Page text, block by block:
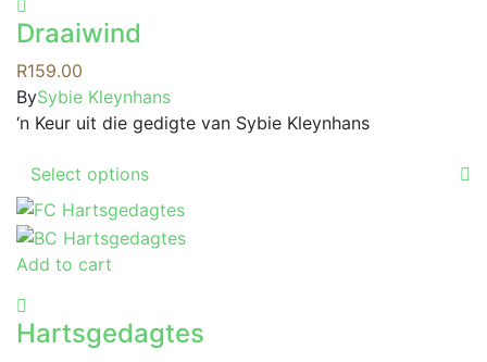
on
the
multiple
The
options
be
chosen
on
the
Draaiwind
R159.00
BySybie Kleynhans
‘n Keur uit die gedigte van Sybie Kleynhans
Select options
has
multiple
options
may
Add to cart
Hartsgedagtes